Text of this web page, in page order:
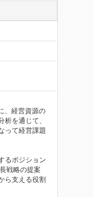
、経営資源の
を通じて、
って経営課題
るポジション
戦略の提案
ら支える役割